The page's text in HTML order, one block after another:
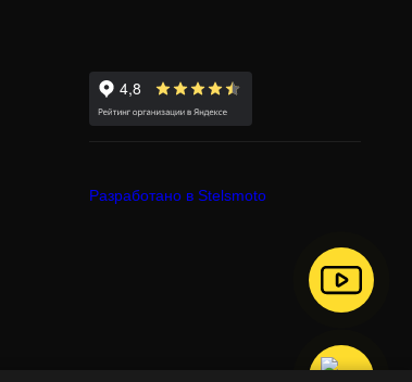
Разработано в Stelsmoto